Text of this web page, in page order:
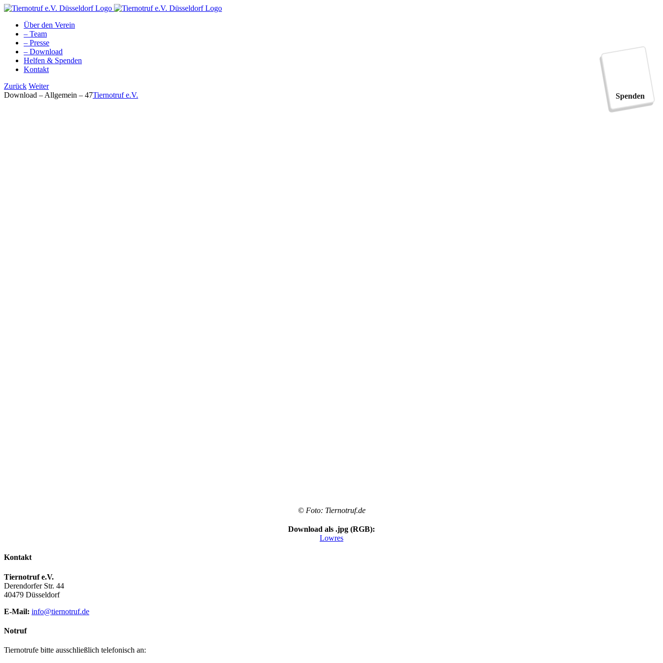
Zum
springenÜber den Verein
– Team
– Presse
– Download
Helfen & Spenden
Kontakt
Facebook
YouTube
Instagram
Tiktok
Zurück Weiter
Download – Allgemein – 47Tiernotruf e.V.
© Foto: Tiernotruf.de
Download als .jpg (RGB):
Lowres
Kontakt
Tiernotruf e.V.
Derendorfer Str. 44
40479 Düsseldorf
E-Mail: info@tiernotruf.de
Notruf
Tiernotrufe bitte ausschließlich telefonisch an:
Spenden